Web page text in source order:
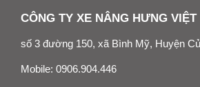
CÔNG TY XE NÂNG HƯNG VIỆT
số 3 đường 150, xã Bình Mỹ, Huyện
Mobile: 0906.904.446